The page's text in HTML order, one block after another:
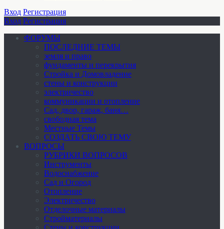
Вход Регистрация
Вход Регистрация
ФОРУМЫ
ПОСЛЕДНИЕ ТЕМЫ
земля и право
фундаменты и перекрытия
Стройка и Домовладение
стены и конструкции
электричество
коммуникации и отопление
Cад, двор, гараж, баня…
свободная тема
Местные Темы
СОЗДАТЬ СВОЮ ТЕМУ
ВОПРОСЫ
РУБРИКИ ВОПРОСОВ
Инструменты
Водоснабжение
Сад и Огород
Отопление
Электричество
Отделочные материалы
Стройматериалы
Стены и конструкции